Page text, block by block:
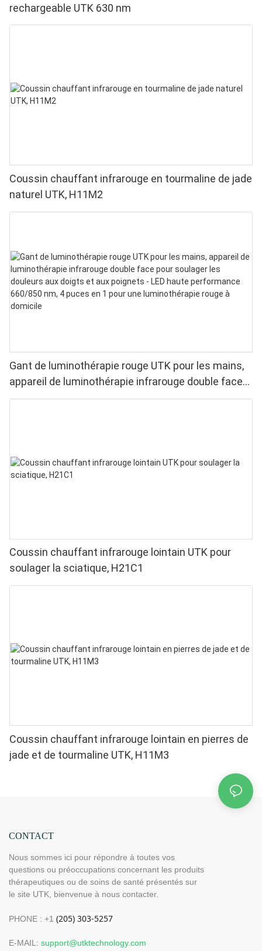
rechargeable UTK 630 nm
Coussin chauffant infrarouge en tourmaline de jade
naturel UTK, H11M2
Gant de luminothérapie rouge UTK pour les mains,
appareil de luminothérapie infrarouge double face
pour soulager les douleurs aux doigts et aux
Coussin chauffant infrarouge lointain UTK pour
soulager la sciatique, H21C1
Coussin chauffant infrarouge lointain en pierres de
jade et de tourmaline UTK, H11M3
CONTACT
Nous sommes ici pour répondre à toutes vos
questions ou préoccupations concernant les produits
thérapeutiques ou de soins de santé présentés sur
le site UTK, bienvenue à nous contacter.
PHONE : +1
E-MAIL: support@utktechnology.com